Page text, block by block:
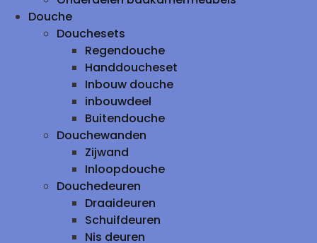
Douche
Douchesets
Regendouche
Handdoucheset
Inbouw douche
inbouwdeel
Buitendouche
Douchewanden
Zijwand
Inloopdouche
Douchedeuren
Draaideuren
Schuifdeuren
Nis deuren